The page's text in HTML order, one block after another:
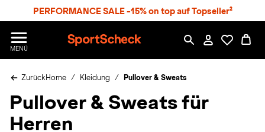
PERFORMANCE SALE -15% on top auf Topseller²
MENÜ
p
r
S
h
ZurückHome Kleidung Pullover & Sweats
Pullover & Sweats für
Herren